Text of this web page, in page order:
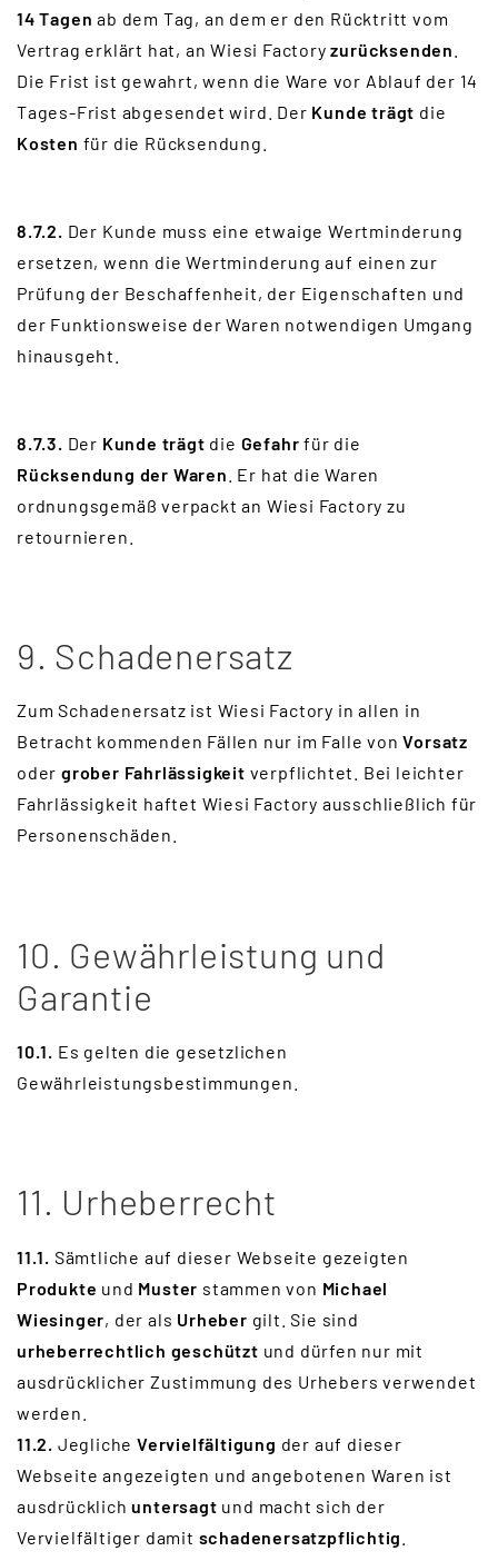
14 Tagenab dem Tag, an dem er den Rücktritt vom
Vertrag erklärt hat, an Wiesi Factoryzurücksenden
Die Frist ist gewahrt, wenn die Ware vor Ablauf der 14
Tages-Frist abgesendet wird. Der Kunde trägt die
Kosten für die Rücksendung.
8.7.2. Der Kunde muss eine etwaige Wertminderung
ersetzen, wenn die Wertminderung auf einen zur
Prüfung der Beschaffenheit, der Eigenschaften und
der Funktionsweise der Waren notwendigen Umgang
hinausgeht.
8.7.3. Der Kunde trägt die Gefahrfür die
Rücksendung der Waren . Er hat die Waren
ordnungsgemäß verpackt an Wiesi Factory zu
retournieren.
9. Schadenersatz
Zum Schadenersatz ist Wiesi Factory in allen in
Betracht kommenden Fällen nur im Falle vonVorsatz
oder grober Fahrlässigkeit verpflichtet. Bei leichter
Fahrlässigkeit haftet Wiesi Factory ausschließlich für
Personenschäden.
10. Gewährleistung und
Garantie
10.1. Es gelten die gesetzlichen
Gewährleistungsbestimmungen.
11. Urheberrecht
11.1. Sämtliche auf dieser Webseite gezeigten
Produkte und Muster stammen von Michael
Wiesinger, der als Urheber gilt. Sie sind
urheberrechtlich geschützt und dürfen nur mit
ausdrücklicher Zustimmung des Urhebers verwendet
werden.
11.2. Jegliche Vervielfältigung der auf dieser
Webseite angezeigten und angebotenen Waren ist
ausdrücklichuntersagt und macht sich der
Vervielfältiger damit schadenersatzpflichtig